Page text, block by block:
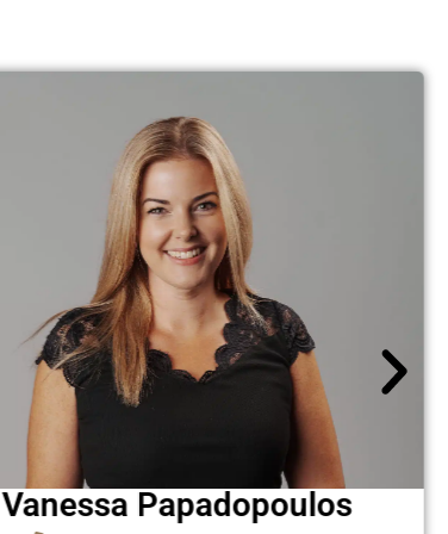
Vanessa Papadopoulos